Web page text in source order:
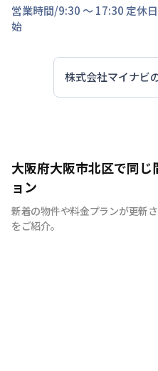
営業時間/9:30 ～ 17:30 定休
始
株式会社マイナビ
快適で安心な住まいをご提
を考え、専門部隊がお部屋
大阪府大阪市北区で同
ョン
新着の物件や料金プランが更新
をご紹介。